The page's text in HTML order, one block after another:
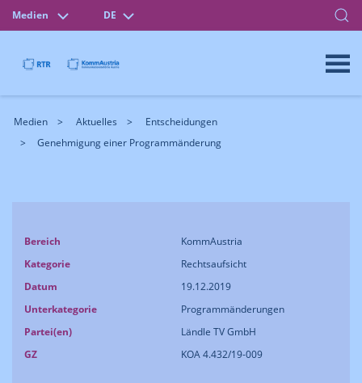
Medien DE
Medien Aktuelles
Entscheidungen
Genehmigung einer Programmänderung
Bereich
KommAustria
Kategorie
Rechtsaufsicht
Datum
19.12.2019
Unterkategorie
Programmänderungen
Partei(en)
Ländle TV GmbH
GZ
KOA 4.432/19-009